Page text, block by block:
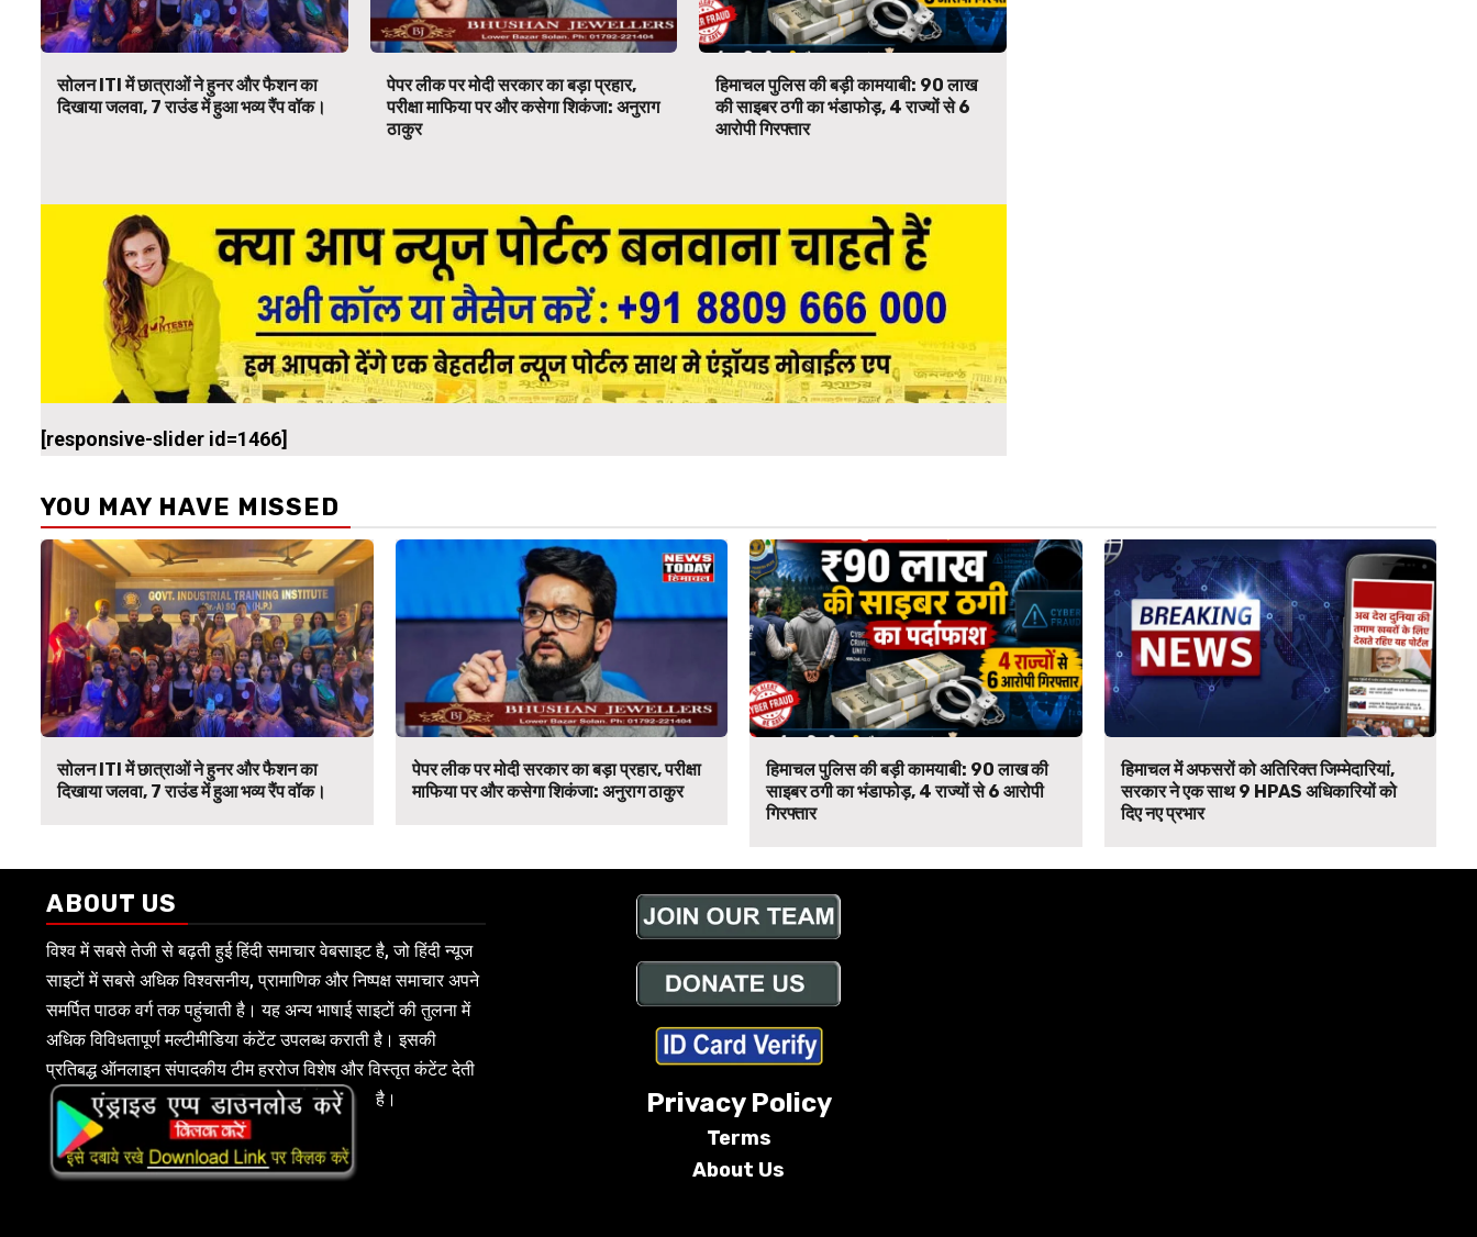
सोलन ITI में छात्राओं ने हुनर और फैशन का
दिखाया जलवा, 7 राउंड में हुआ भव्य रैंप वॉक।
पेपर लीक पर मोदी सरकार का बड़ा प्रहार,
परीक्षा माफिया पर और कसेगा शिकंजा: अनुराग
ठाकुर
हिमाचल पुलिस की बड़ी कामयाबी: ₹90 लाख
की साइबर ठगी का भंडाफोड़, 4 राज्यों से 6
आरोपी गिरफ्तार
[responsive-slider id=1466]
YOU MAY HAVE MISSED
सोलन ITI में छात्राओं ने हुनर और फैशन का
दिखाया जलवा, 7 राउंड में हुआ भव्य रैंप वॉक।
पेपर लीक पर मोदी सरकार का बड़ा प्रहार, परीक्षा
माफिया पर और कसेगा शिकंजा: अनुराग ठाकुर
हिमाचल पुलिस की बड़ी कामयाबी: ₹90 लाख की
साइबर ठगी का भंडाफोड़, 4 राज्यों से 6 आरोपी
गिरफ्तार
हिमाचल में अफसरों को अतिरिक्त जिम्मेदारियां,
सरकार ने एक साथ 9 HPAS अधिकारियों को
दिए नए प्रभार
ABOUT US
विश्व में सबसे तेजी से बढ़ती हुई हिंदी समाचार वेबसाइट है, जो हिंदी न्यूज
साइटों में सबसे अधिक विश्वसनीय, प्रामाणिक और निष्पक्ष समाचार अपने
समर्पित पाठक वर्ग तक पहुंचाती है। यह अन्य भाषाई साइटों की तुलना में
अधिक विविधतापूर्ण मल्टीमीडिया कंटेंट उपलब्ध कराती है। इसकी
प्रतिबद्ध ऑनलाइन संपादकीय टीम हररोज विशेष और विस्तृत कंटेंट देती
है।
Privacy Policy
Terms
About Us